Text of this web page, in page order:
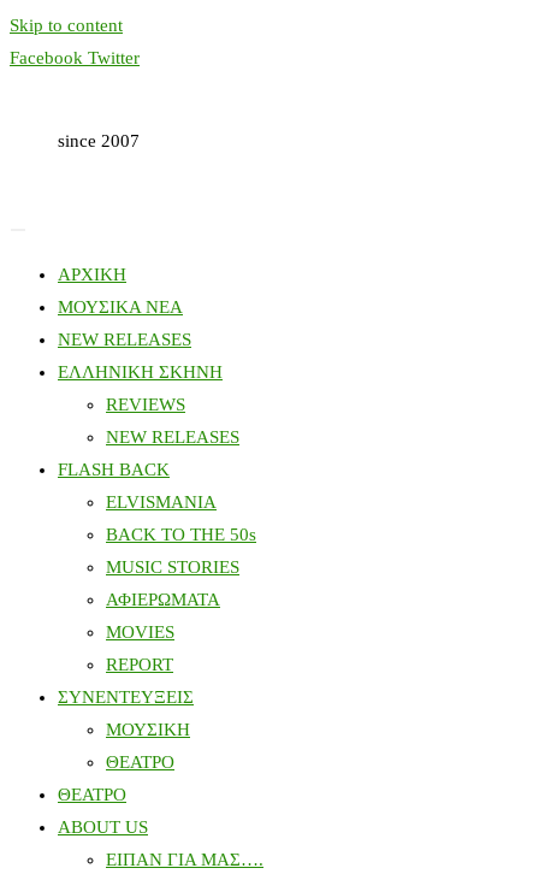
Skip to content
Facebook Twitter
since 2007
ΑΡΧΙΚΗ
ΜΟΥΣΙΚΑ ΝΕΑ
NEW RELEASES
ΕΛΛΗΝΙΚΗ ΣΚΗΝΗ
REVIEWS
NEW RELEASES
FLASH BACK
ELVISMANIA
BACK TO THE 50s
MUSIC STORIES
ΑΦΙΕΡΩΜΑΤΑ
MOVIES
REPORT
ΣΥΝΕΝΤΕΥΞΕΙΣ
ΜΟΥΣΙΚΗ
ΘΕΑΤΡΟ
ΘΕΑΤΡΟ
ABOUT US
ΕΙΠΑΝ ΓΙΑ ΜΑΣ….